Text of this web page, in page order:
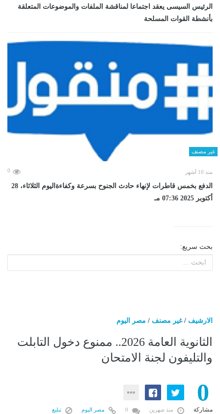
الرئيس السيسى يعقد اجتماعا لمناقشة الملفات والموضوعات المتعلقة
بأنشطة القوات المسلحة
غير مصنف
منذ 10 أشهر 0
الدفع بخمس قاطرات لإنهاء حادث الجنوح بسرعة وكفاءةاليوم الثلاثاء، 28
أكتوبر 2025 07:36 مـ
بحث سريع:
الارشيف /غير مصنف / مصر اليوم
الثانوية العامة 2026.. ممنوع دخول التابلت
والتليفون لجنة الامتحان
0
مشاركة منذ شهرين مصر اليوم تبليغ